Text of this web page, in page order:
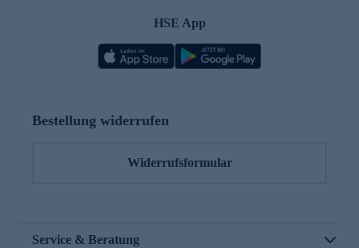
HSE App
Bestellung widerrufen
Widerrufsformular
Service & Beratung